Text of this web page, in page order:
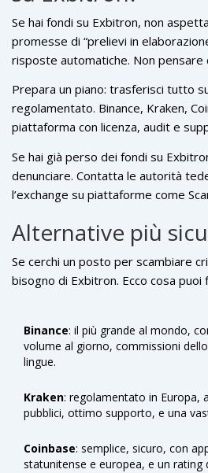
Se hai fondi su Exbitron, non
promesse di “prelievi in
risposte automatiche. Non pensare
mai. E se non li ritiri ora, potresti
Prepara un piano: trasferisci tutto
regolamentato. Binance, Kraken,
piattaforma con licenza, audit e
È meglio pagare 10 euro di
che perdere 1.000 euro e non avere
chiedere.
Se hai già perso dei fondi su
denunciare. Contatta le autorità
l’exchange su piattaforme come
altri cadano nello stesso tranello.
Alternative più
Se cerchi un posto per scambiare
bisogno di Exbitron. Ecco cosa puoi
Binance: il più grande al mondo,
volume al giorno, commissioni
lingue.
Kraken: regolamentato in Europa,
pubblici, ottimo supporto, e una
Coinbase: semplice, sicuro, con
statunitense e europea, e un rating